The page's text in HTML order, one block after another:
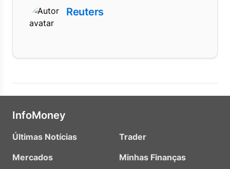
Reuters
InfoMoney
Últimas Notícias
Mercados
Trader
Minhas Finanças